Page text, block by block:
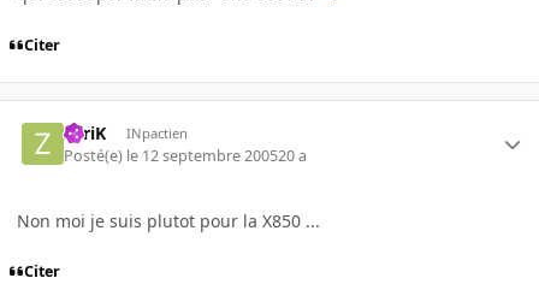
Citer
ZyriK INpactien
Posté(e) le 12 septembre 200520 a
Non moi je suis plutot pour la X850 ...
Citer